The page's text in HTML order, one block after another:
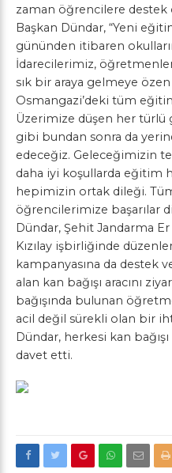
zaman öğrencilere destek
Başkan Dündar, “Yeni
gününden itibaren
İdarecilerimiz,
sık bir araya gelmeye
Osmangazi’deki tüm
Üzerimize düşen her
gibi bundan sonra da
edeceğiz. Geleceğimizin
daha iyi koşullarda eğitim
hepimizin ortak dileği.
öğrencilerimize başarılar
Dündar, Şehit Jandarma
Kızılay işbirliğinde
kampanyasına da destek
alan kan bağışı aracını
bağışında bulunan
acil değil sürekli olan bir
Dündar, herkesi kan
davet etti.